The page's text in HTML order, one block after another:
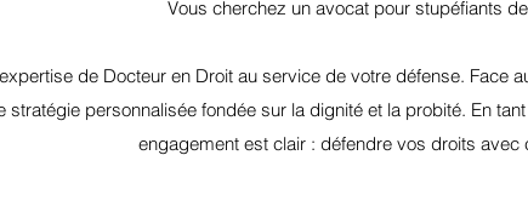
Vous cherchez un avocat pour stupéfiants
de Docteur en Droit au service de votre défense. Face
stratégie personnalisée fondée sur la dignité et la probité. En
engagement est clair : défendre vos droits avec